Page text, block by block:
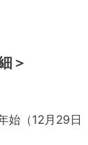
＞
始（12月29日